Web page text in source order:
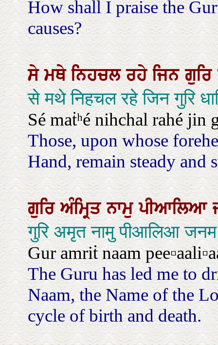
How shall I praise the
causes?
ਸੇਮਥੇਨਿਹਚਲਰਹੇਜਿਨਗੁਰਿ
से मथे निहचल रहे जिन गुरि
Sé maṫʰé nihchal rahé jin
Those, upon whose
Hand, remain steady and
ਗੁਰਿਅੰਮ੍ਰਿਤਨਾਮੁਪੀਆਲਿਆ
गुरि अमृत नामु पीआलिआ
Gur amriṫ naam
The Guru has led me to
Naam, the Name of the
cycle of birth and death.